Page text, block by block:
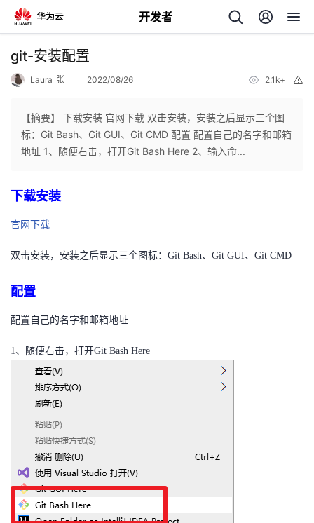
开发者
返
人
我
我
的
博
客
我
的
论
坛
我
的
圈
我
的
我
git-安装配置
Laura_张 2022/08/26 2.1k+
【摘要】 下载安装 官网下载 双击安装，安装之后显示三个图
标：Git Bash、Git GUI、Git CMD 配置 配置自己的名字和邮箱
地址 1、随便右击，打开Git Bash Here 2、输入命...
下载安装
官网下载
双击安装，安装之后显示三个图标：Git Bash、Git GUI、Git CMD
配置
配置自己的名字和邮箱地址
1、随便右击，打开Git Bash Here